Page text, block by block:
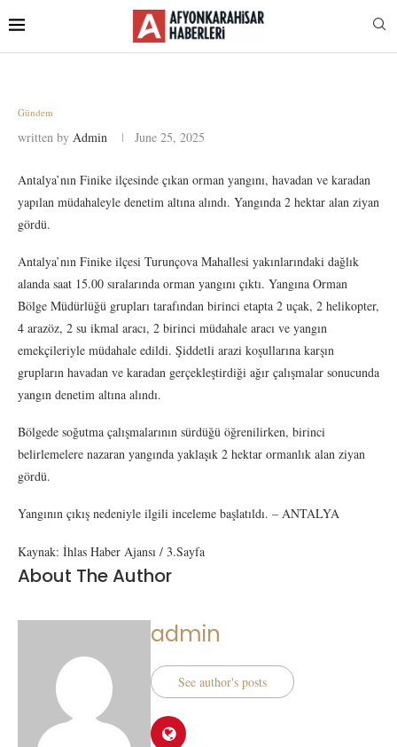
Gündem
written by Admin June 25, 2025
Antalya’nın Finike ilçesinde çıkan orman yangını, havadan ve karadan
yapılan müdahaleyle denetim altına alındı. Yangında 2 hektar alan ziyan
gördü.
Antalya’nın Finike ilçesi Turunçova Mahallesi yakınlarındaki dağlık
alanda saat 15.00 sıralarında orman yangını çıktı. Yangına Orman
Bölge Müdürlüğü grupları tarafından birinci etapta 2 uçak, 2 helikopter,
4 arazöz, 2 su ikmal aracı, 2 birinci müdahale aracı ve yangın
emekçileriyle müdahale edildi. Şiddetli arazi koşullarına karşın
grupların havadan ve karadan gerçekleştirdiği ağır çalışmalar sonucunda
yangın denetim altına alındı.
Bölgede soğutma çalışmalarının sürdüğü öğrenilirken, birinci
belirlemelere nazaran yangında yaklaşık 2 hektar ormanlık alan ziyan
gördü.
Yangının çıkış nedeniyle ilgili inceleme başlatıldı. – ANTALYA
Kaynak: İhlas Haber Ajansı / 3.Sayfa
About The Author
admin
See author's posts